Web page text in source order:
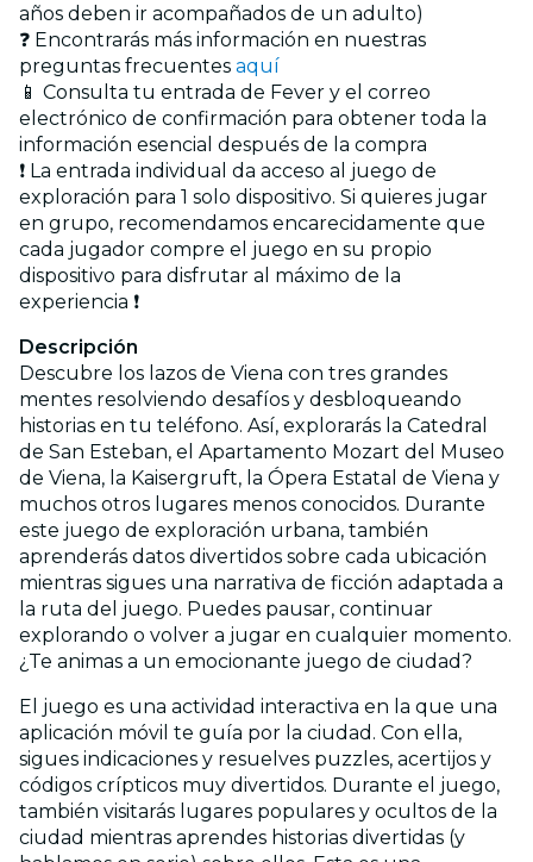
años deben ir acompañados de un adulto)
❓ Encontrarás más información en nuestras
preguntas frecuentes aquí
📱 Consulta tu entrada de Fever y el correo
electrónico de confirmación para obtener toda la
información esencial después de la compra
❗ La entrada individual da acceso al juego de
exploración para 1 solo dispositivo. Si quieres jugar
en grupo, recomendamos encarecidamente que
cada jugador compre el juego en su propio
dispositivo para disfrutar al máximo de la
experiencia ❗
Descripción
Descubre los lazos de Viena con tres grandes
mentes resolviendo desafíos y desbloqueando
historias en tu teléfono. Así, explorarás la Catedral
de San Esteban, el Apartamento Mozart del Museo
de Viena, la Kaisergruft, la Ópera Estatal de Viena y
muchos otros lugares menos conocidos. Durante
este juego de exploración urbana, también
aprenderás datos divertidos sobre cada ubicación
mientras sigues una narrativa de ficción adaptada a
la ruta del juego. Puedes pausar, continuar
explorando o volver a jugar en cualquier momento.
¿Te animas a un emocionante juego de ciudad?
El juego es una actividad interactiva en la que una
aplicación móvil te guía por la ciudad. Con ella,
sigues indicaciones y resuelves puzzles, acertijos y
códigos crípticos muy divertidos. Durante el juego,
también visitarás lugares populares y ocultos de la
ciudad mientras aprendes historias divertidas (y